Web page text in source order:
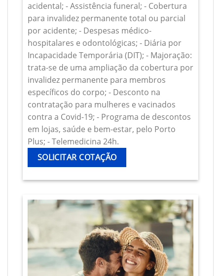
acidental; - Assistência funeral; - Cobertura
para invalidez permanente total ou parcial
por acidente; - Despesas médico-
hospitalares e odontológicas; - Diária por
Incapacidade Temporária (DIT); - Majoração:
trata-se de uma ampliação da cobertura por
invalidez permanente para membros
específicos do corpo; - Desconto na
contratação para mulheres e vacinados
contra a Covid-19; - Programa de descontos
em lojas, saúde e bem-estar, pelo Porto
Plus; - Telemedicina 24h.
SOLICITAR COTAÇÃO